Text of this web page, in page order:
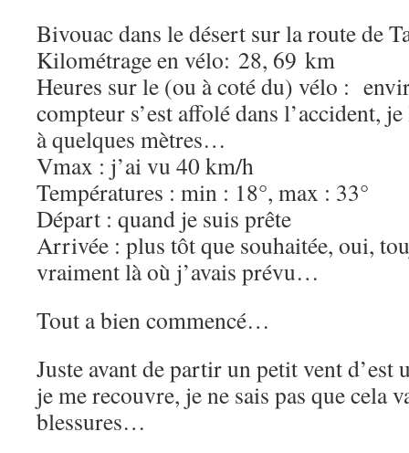
Bivouac dans le désert sur la route de
Kilométrage en vélo: 28, 69 km
Heures sur le (ou à coté du) vélo :
compteur s’est affolé dans l’accident,
à quelques mètres…
Vmax : j’ai vu 40 km/h
Températures : min : 18°, max : 33°
Départ : quand je suis prête
Arrivée : plus tôt que souhaitée, oui,
vraiment là où j’avais prévu…
Tout a bien commencé…
Juste avant de partir un petit vent d’est
je me recouvre, je ne sais pas que cela
blessures…